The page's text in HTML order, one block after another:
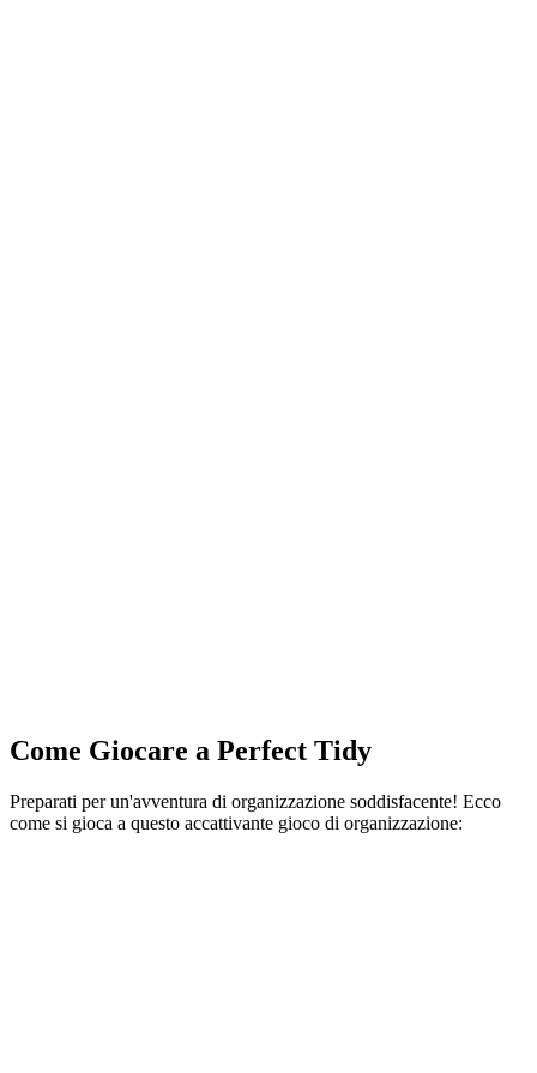
Come Giocare a Perfect Tidy
Preparati per un'avventura di organizzazione soddisfacente! Ecco
come si gioca a questo accattivante gioco di organizzazione: